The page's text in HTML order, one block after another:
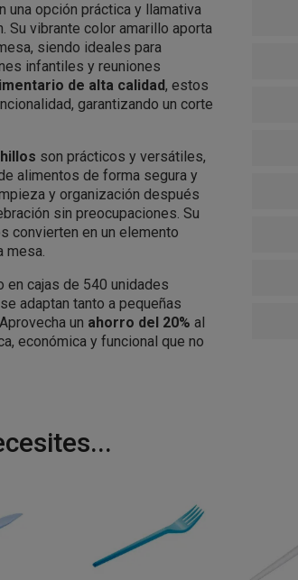
una opción práctica y llamativa
Su vibrante color amarillo aporta
siendo ideales para
infantiles y reuniones
de alta calidad, estos
garantizando un corte
son prácticos y versátiles,
alimentos de forma segura y
y organización después
sin preocupaciones. Su
convierten en un elemento
mesa.
cajas de 540 unidades
adaptan tanto a pequeñas
un ahorro del 20% al
económica y funcional que no